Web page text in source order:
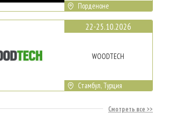
Порденоне
22-25.10.2026
WOODTECH
Стамбул, Турция
Смотреть все